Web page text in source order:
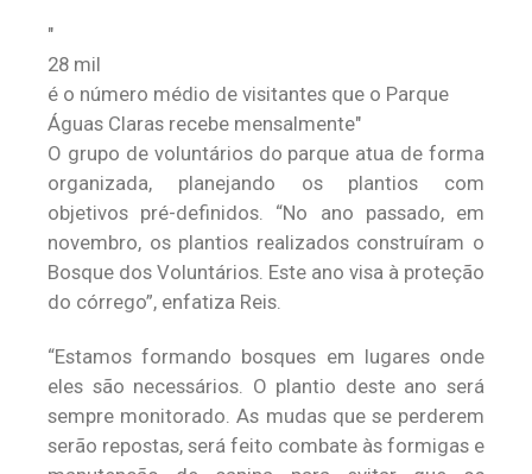
28 mil
é o número médio de visitantes que o Parque
Águas Claras recebe mensalmente
O grupo de voluntários do parque atua de forma
organizada, planejando os plantios com
objetivos pré-definidos. “No ano passado, em
novembro, os plantios realizados construíram o
Bosque dos Voluntários. Este ano visa à proteção
do córrego”, enfatiza Reis.
“Estamos formando bosques em lugares onde
eles são necessários. O plantio deste ano será
sempre monitorado. As mudas que se perderem
serão repostas, será feito combate às formigas e